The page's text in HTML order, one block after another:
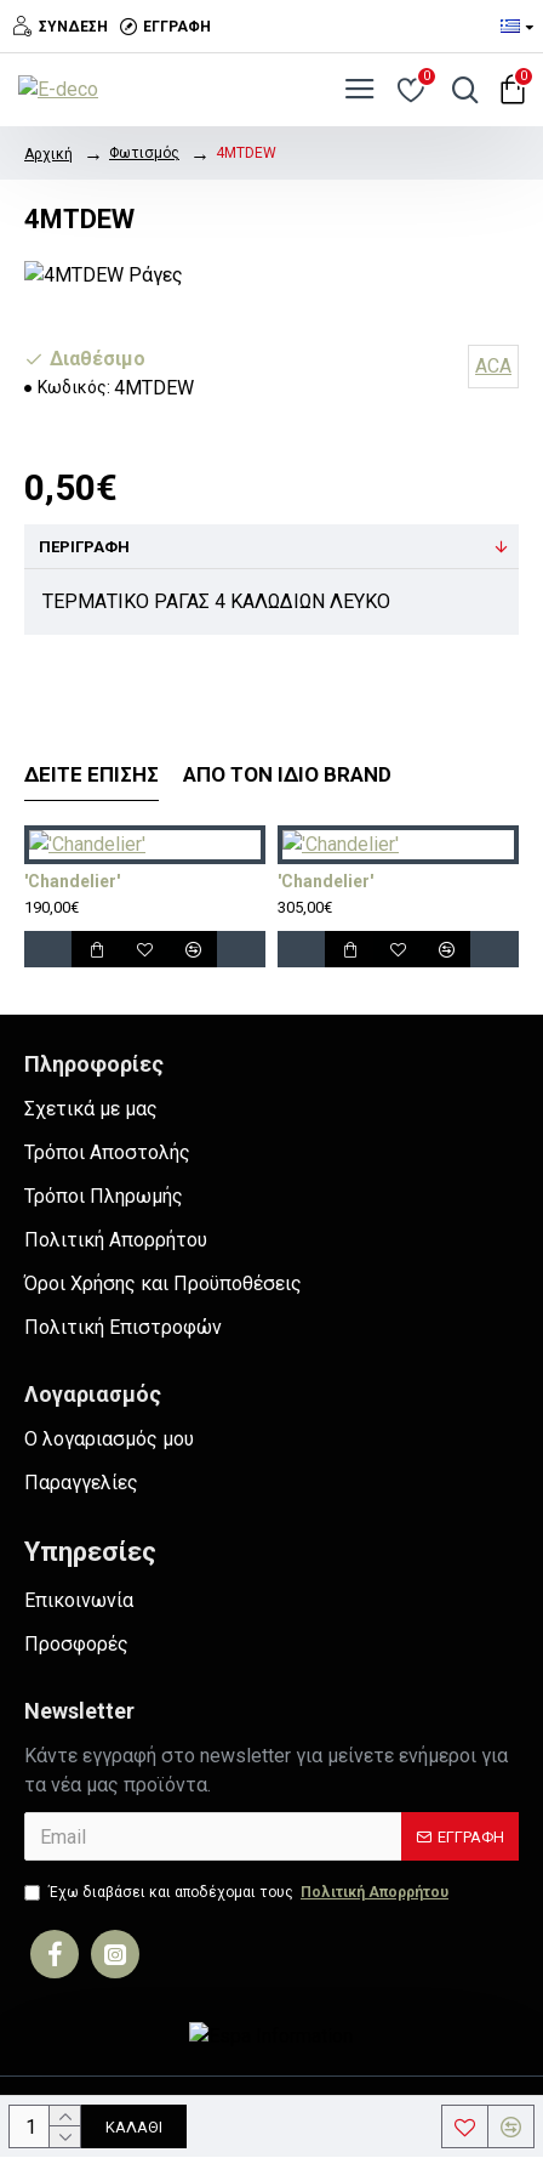
ΣΎΝΔΕΣΗ ΕΓΓΡΑΦΉ
0 0
Αρχική Φωτισμός 4MTDEW
4MTDEW
Διαθέσιμο
Κωδικός: 4MTDEW
ACA
0,50€
ΚΑΛΆΘΙ
ΠΕΡΙΓΡΑΦΉ
ΤΕΡΜΑΤΙΚΟ ΡΑΓΑΣ 4 ΚΑΛΩΔΙΩΝ ΛΕΥΚΟ
ΔΕΊΤΕ ΕΠΊΣΗΣ ΑΠΌ ΤΟΝ ΊΔΙΟ BRAND
'Chandelier'
190,00€
'Chandelier'
305,00€
Πληροφορίες
Σχετικά με μας
Τρόποι Αποστολής
Τρόποι Πληρωμής
Πολιτική Απορρήτου
Όροι Χρήσης και Προϋποθέσεις
Πολιτική Επιστροφών
Λογαριασμός
Ο λογαριασμός μου
Παραγγελίες
Υπηρεσίες
Επικοινωνία
Προσφορές
Newsletter
Κάντε εγγραφή στο newsletter για μείνετε ενήμεροι για
τα νέα μας προϊόντα.
ΕΓΓΡΑΦΉ
Έχω διαβάσει και αποδέχομαι τους Πολιτική Απορρήτου